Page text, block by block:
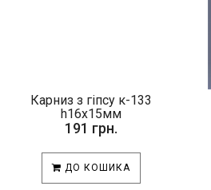
Карниз з гіпсу к-133
h16х15мм
191 грн.
ДО КОШИКА